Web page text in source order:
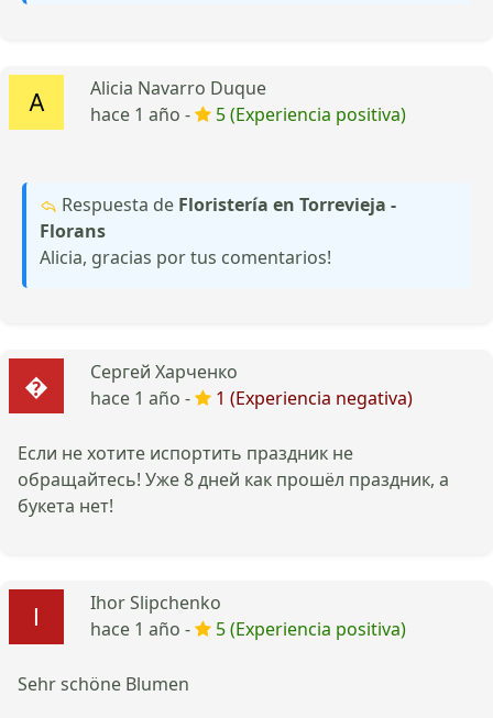
Alicia Navarro Duque
hace 1 año -
5 (Experiencia positiva)
Respuesta de Floristería en Torrevieja -
Florans
Alicia, gracias por tus comentarios!
Сергей Харченко
hace 1 año -
1 (Experiencia negativa)
Если не хотите испортить праздник не
обращайтесь! Уже 8 дней как прошёл праздник, а
букета нет!
Ihor Slipchenko
hace 1 año -
5 (Experiencia positiva)
Sehr schöne Blumen